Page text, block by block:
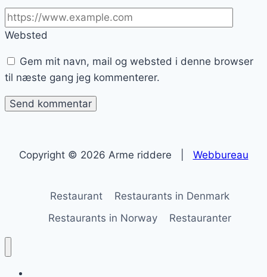
Websted
Gem mit navn, mail og websted i denne browser
til næste gang jeg kommenterer.
Copyright © 2026 Arme riddere | Webbureau
Restaurant
Restaurants in Denmark
Restaurants in Norway
Restauranter